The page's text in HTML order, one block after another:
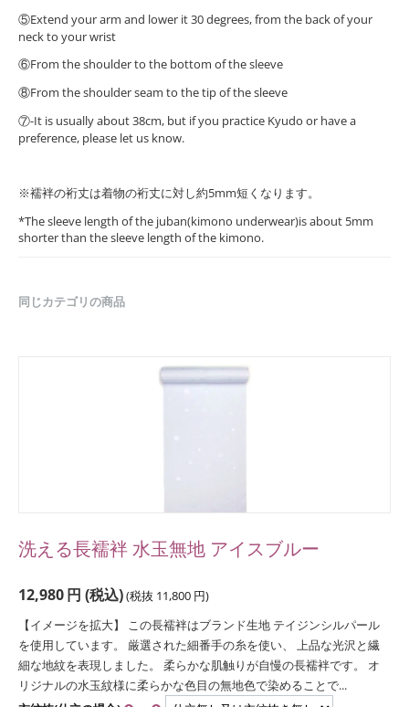
⑤Extend your arm and lower it 30 degrees, from the back of your
neck to your wrist
⑥From the shoulder to the bottom of the sleeve
⑧From the shoulder seam to the tip of the sleeve
⑦-It is usually about 38cm, but if you practice Kyudo or have a
preference, please let us know.
※襦袢の裄丈は着物の裄丈に対し約5mm短くなります。
*The sleeve length of the juban(kimono underwear)is about 5mm
shorter than the sleeve length of the kimono.
同じカテゴリの商品
洗える長襦袢 水玉無地 アイスブルー
12,980円 (税込)(税抜 11,800 円)
【イメージを拡大】 この長襦袢はブランド生地 テイジンシルパール
を使用しています。 厳選された細番手の糸を使い、 上品な光沢と繊
細な地紋を表現しました。 柔らかな肌触りが自慢の長襦袢です。 オ
リジナルの水玉紋様に柔らかな色目の無地色で染めることで...